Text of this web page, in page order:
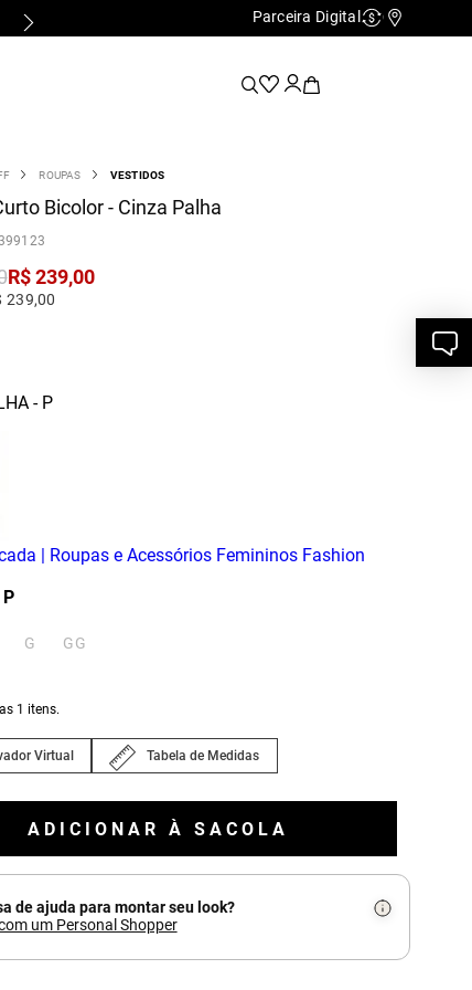
Parceira Digital Cashback
ROUPAS VESTIDOS
Bicolor - Cinza Palha
R$ 239,00
239,00
- P
P
G GG
1 itens.
Virtual Tabela de Medidas
ADICIONAR À SACOLA
de ajuda para montar seu look?
um Personal Shopper